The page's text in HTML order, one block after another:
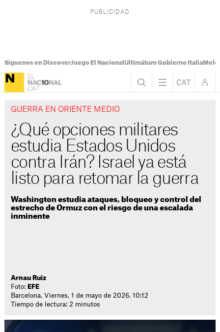
Síguenos en DiscoverJuego El Nacional Ultimátum Gobierno Italia
GUERRA EN ORIENTE MEDIO
¿Qué opciones militares
estudia Estados Unidos
contra Irán? Israel ya está
listo para retomar la guerra
Washington estudia ataques, bloqueo y control del
estrecho de Ormuz con el riesgo de una escalada
inminente
Arnau Ruiz
Foto: EFE
Barcelona. Viernes, 1 de mayo de 2026. 10:12
Tiempo de lectura: 2 minutos